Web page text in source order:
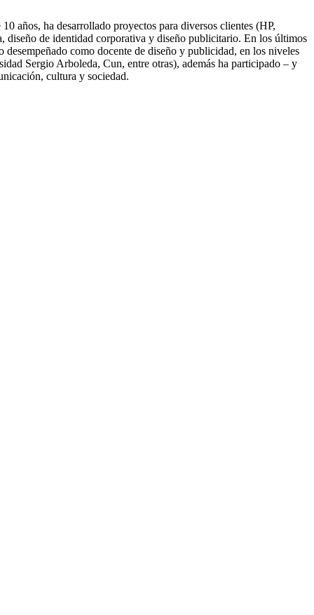
años, ha desarrollado proyectos para diversos clientes (HP,
de identidad corporativa y diseño publicitario. En los últimos
como docente de diseño y publicidad, en los niveles
Sergio Arboleda, Cun, entre otras), además ha participado – y
cultura y sociedad.